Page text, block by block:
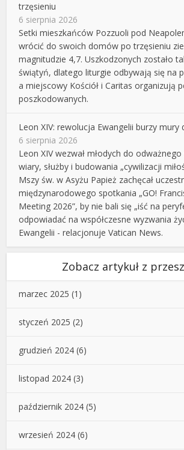
trzęsieniu
6 sierpnia 2026
Setki mieszkańców Pozzuoli pod
wrócić do swoich domów po trzęsieniu
magnitudzie 4,7. Uszkodzonych zostało
świątyń, dlatego liturgie odbywają się na
a miejscowy Kościół i Caritas organizują
poszkodowanych.
Leon XIV: rewolucja Ewangelii burzy mury
6 sierpnia 2026
Leon XIV wezwał młodych do
wiary, służby i budowania „cywilizacji
Mszy św. w Asyżu Papież zachęcał
międzynarodowego spotkania „GO!
Meeting 2026”, by nie bali się „iść na
odpowiadać na współczesne wyzwania
Ewangelii - relacjonuje Vatican News.
Zobacz artykuł z
marzec 2025 (1)
styczeń 2025 (2)
grudzień 2024 (6)
listopad 2024 (3)
październik 2024 (5)
wrzesień 2024 (6)